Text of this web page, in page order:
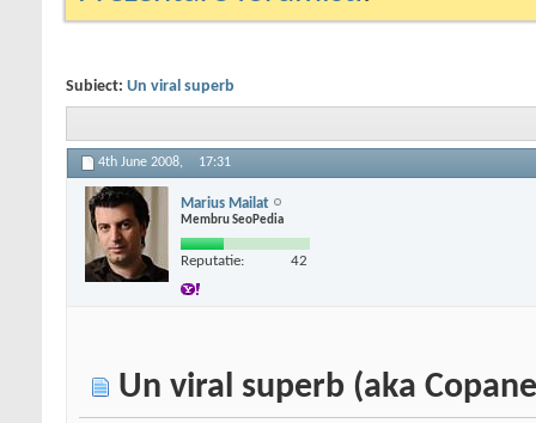
Subiect: Un viral superb
4th June 2008, 17:31
Marius Mailat
Membru SeoPedia
Reputatie: 42
Un viral superb (aka